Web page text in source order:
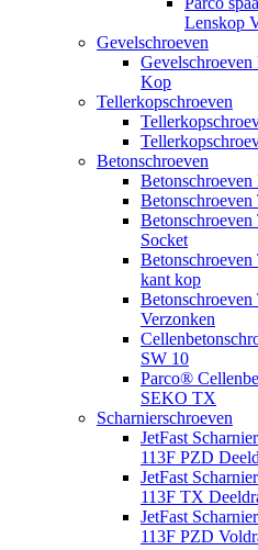
Lenskop
Gevelschroeven
Kop
Tellerkopschroeven
Betonschroeven
Socket
kant kop
Verzonken
SW 10
Parco®
SEKO TX
Scharnierschroeven
JetFast
113F PZD
JetFast
113F TX
JetFast
113F PZD